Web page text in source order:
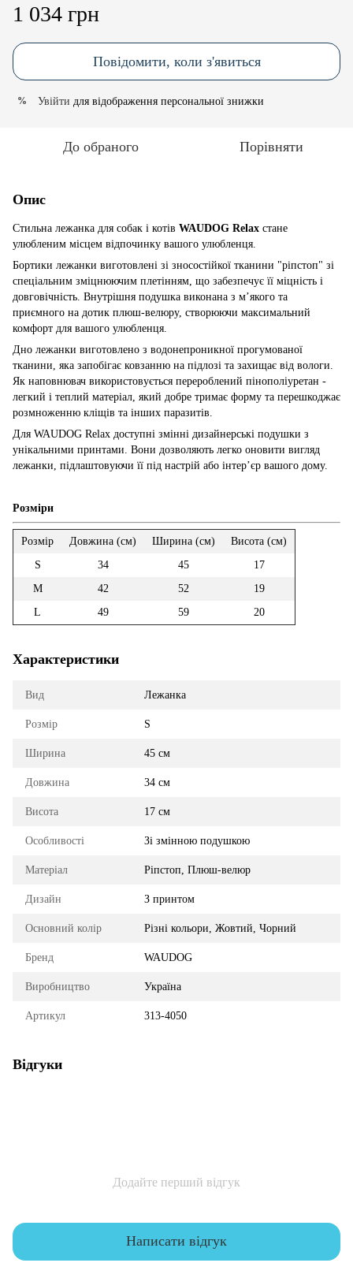
1 034 грн
Повідомити, коли з'явиться
% Увійти для відображення персональної знижки
До обраного Порівняти
Опис
Стильна лежанка для собак і котів WAUDOG Relax стане
улюбленим місцем відпочинку вашого улюбленця.
Бортики лежанки виготовлені зі зносостійкої тканини "ріпстоп" зі
спеціальним зміцнюючим плетінням, що забезпечує її міцність і
довговічність. Внутрішня подушка виконана з м’якого та
приємного на дотик плюш-велюру, створюючи максимальний
комфорт для вашого улюбленця.
Дно лежанки виготовлено з водонепроникної прогумованої
тканини, яка запобігає ковзанню на підлозі та захищає від вологи.
Як наповнювач використовується перероблений пінополіуретан -
легкий і теплий матеріал, який добре тримає форму та перешкоджає
розмноженню кліщів та інших паразитів.
Для WAUDOG Relax доступні змінні дизайнерські подушки з
унікальними принтами. Вони дозволяють легко оновити вигляд
лежанки, підлаштовуючи її під настрій або інтер’єр вашого дому.
Розміри
Розмір Довжина (см) Ширина (см)
Висота (см)
S
34 45
17
M
42 52
19
L
49 59 20
Характеристики
Вид Лежанка
Розмір S
Ширина 45 см
Довжина 34 см
Висота 17 см
Особливості Зі змінною подушкою
Матеріал Ріпстоп, Плюш-велюр
Дизайн З принтом
Основний колір Різні кольори, Жовтий, Чорний
Бренд WAUDOG
Виробництво Україна
Артикул 313-4050
Відгуки
Додайте перший відгук
Написати відгук